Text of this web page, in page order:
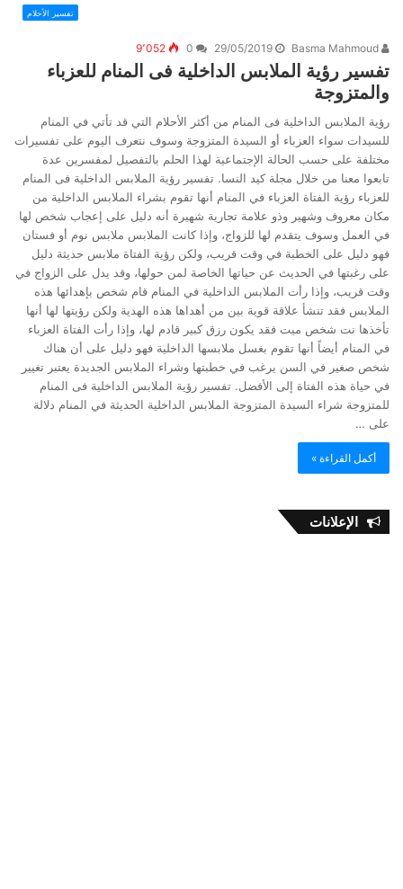
تفسير الأحلام
Basma Mahmoud
29/05/2019
0 9٬052
تفسير رؤية الملابس الداخلية فى المنام للعزباء
والمتزوجة
رؤية الملابس الداخلية فى المنام من أكثر الأحلام التي قد تأتي في المنام
للسيدات سواء العزباء أو السيدة المتزوجة وسوف نتعرف اليوم على تفسيرات
مختلفة على حسب الحالة الإجتماعية لهذا الحلم بالتفصيل لمفسرين عدة
تابعوا معنا من خلال مجلة كيد النسا. تفسير رؤية الملابس الداخلية فى المنام
للعزباء رؤية الفتاة العزباء في المنام أنها تقوم بشراء الملابس الداخلية من
مكان معروف وشهير وذو علامة تجارية شهيرة أنه دليل على إعجاب شخص لها
في العمل وسوف يتقدم لها للزواج، وإذا كانت الملابس ملابس نوم أو فستان
فهو دليل على الخطبة في وقت قريب، ولكن رؤية الفتاة ملابس حديثة دليل
على رغبتها في الحديث عن حياتها الخاصة لمن حولها، وقد يدل على الزواج في
وقت قريب، وإذا رأت الملابس الداخلية في المنام قام شخص بإهدائها هذه
الملابس فقد تنشأ علاقة قوية بين من أهداها هذه الهدية ولكن رؤيتها لها أنها
تأخذها نت شخص ميت فقد يكون رزق كبير قادم لها، وإذا رأت الفتاة العزباء
في المنام أيضاً أنها تقوم بغسل ملابسها الداخلية فهو دليل على أن هناك
شخص صغير في السن يرغب في خطبتها وشراء الملابس الجديدة يعتبر تغيير
في حياة هذه الفتاة إلى الأفضل. تفسير رؤية الملابس الداخلية فى المنام
للمتزوجة شراء السيدة المتزوجة الملابس الداخلية الحديثة في المنام دلالة
على …
أكمل القراءة »
الإعلانات